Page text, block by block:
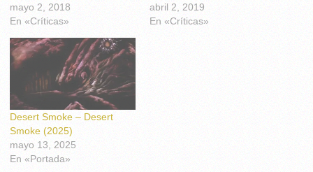
mayo 2, 2018
En «Críticas»
abril 2, 2019
En «Críticas»
Desert Smoke – Desert
Smoke (2025)
mayo 13, 2025
En «Portada»